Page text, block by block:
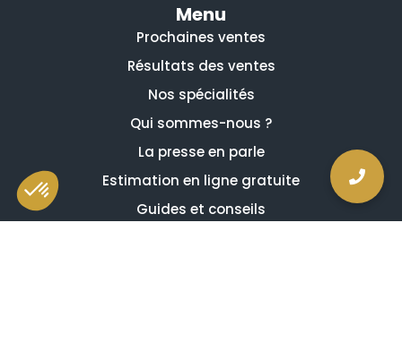
Menu
Prochaines ventes
Résultats des ventes
Nos spécialités
Qui sommes-nous ?
La presse en parle
Estimation en ligne gratuite
Guides et conseils